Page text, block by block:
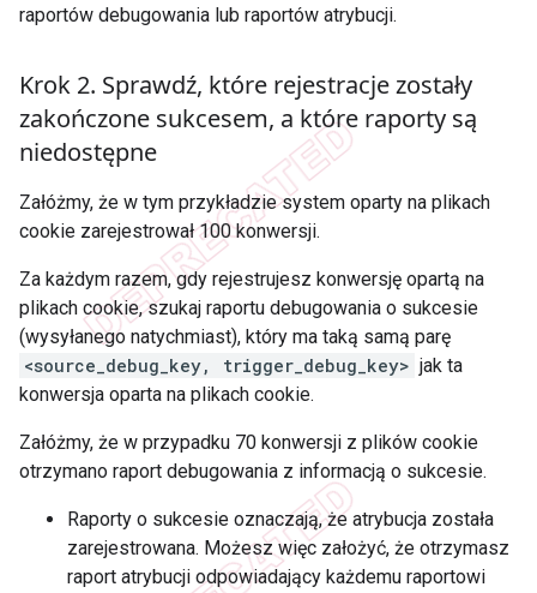
raportów debugowania lub raportów atrybucji.
Krok 2. Sprawdź, które rejestracje zostały
zakończone sukcesem, a które raporty są
niedostępne
Załóżmy, że w tym przykładzie system oparty na plikach
cookie zarejestrował 100 konwersji.
Za każdym razem, gdy rejestrujesz konwersję opartą na
plikach cookie, szukaj raportu debugowania o sukcesie
(wysyłanego natychmiast), który ma taką samą parę
<source_debug_key, trigger_debug_key> jak ta
konwersja oparta na plikach cookie.
Załóżmy, że w przypadku 70 konwersji z plików cookie
otrzymano raport debugowania z informacją o sukcesie.
Raporty o sukcesie oznaczają, że atrybucja została
zarejestrowana. Możesz więc założyć, że otrzymasz
raport atrybucji odpowiadający każdemu raportowi